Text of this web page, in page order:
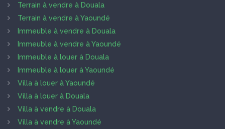
Terrain à vendre à Douala
Terrain à vendre à Yaoundé
Immeuble à vendre à Douala
Immeuble à vendre à Yaoundé
Immeuble à louer à Douala
Immeuble à louer à Yaoundé
Villa à louer à Yaoundé
Villa à louer à Douala
Villa à vendre à Douala
Villa à vendre à Yaoundé